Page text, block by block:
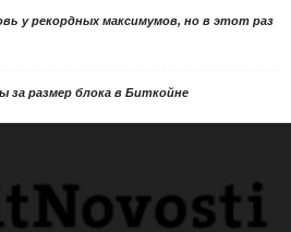
у рекордных максимумов, но в этот раз
за размер блока в Биткойне